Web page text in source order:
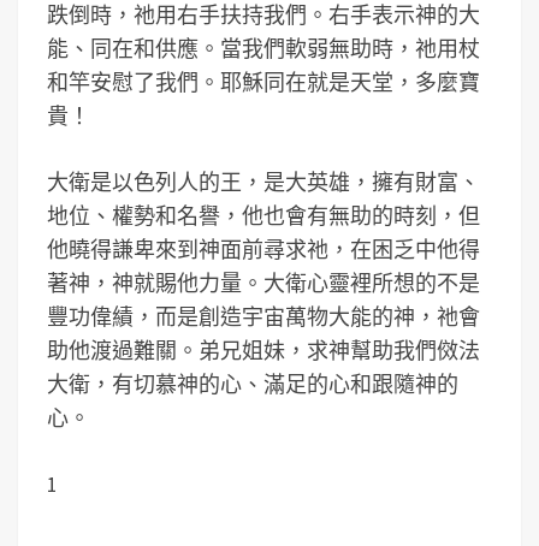
跌倒時，祂用右手扶持我們。右手表示神的大
能、同在和供應。當我們軟弱無助時，祂用杖
和竿安慰了我們。耶穌同在就是天堂，多麼寶
貴！
大衛是以色列人的王，是大英雄，擁有財富、
地位、權勢和名譽，他也會有無助的時刻，但
他曉得謙卑來到神面前尋求祂，在困乏中他得
著神，神就賜他力量。大衛心靈裡所想的不是
豐功偉績，而是創造宇宙萬物大能的神，祂會
助他渡過難關。弟兄姐妹，求神幫助我們傚法
大衛，有切慕神的心、滿足的心和跟隨神的
心。
1